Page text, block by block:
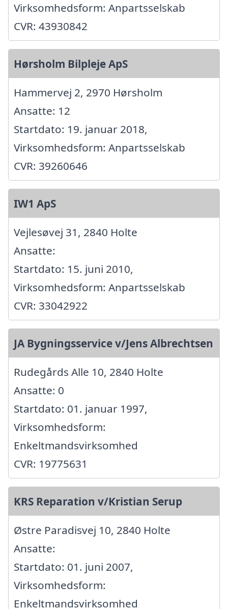
Virksomhedsform: Anpartsselskab
CVR: 43930842
Hørsholm Bilpleje ApS
Hammervej 2, 2970 Hørsholm
Ansatte: 12
Startdato: 19. januar 2018,
Virksomhedsform: Anpartsselskab
CVR: 39260646
IW1 ApS
Vejlesøvej 31, 2840 Holte
Ansatte:
Startdato: 15. juni 2010,
Virksomhedsform: Anpartsselskab
CVR: 33042922
JA Bygningsservice v/Jens Albrechtsen
Rudegårds Alle 10, 2840 Holte
Ansatte: 0
Startdato: 01. januar 1997,
Virksomhedsform:
Enkeltmandsvirksomhed
CVR: 19775631
KRS Reparation v/Kristian Serup
Østre Paradisvej 10, 2840 Holte
Ansatte:
Startdato: 01. juni 2007,
Virksomhedsform:
Enkeltmandsvirksomhed